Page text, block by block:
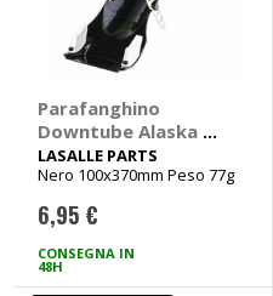
Parafanghino
Downtube Alaska -
LASALLE PARTS
LASALLE PARTS
Nero 100x370mm Peso 77g
6,95 €
CONSEGNA IN
48H